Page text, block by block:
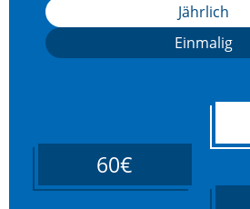
Jährlich
Einmalig
60€